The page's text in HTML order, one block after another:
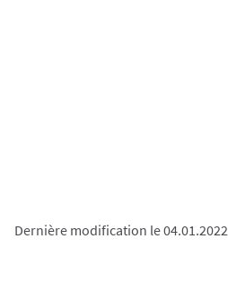
Dernière modification le 04.01.2022